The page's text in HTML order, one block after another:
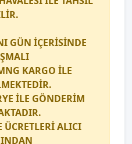
GÜN İÇERİSİNDE
KARGO İLE
İLE GÖNDERİM
ÜCRETLERİ ALICI